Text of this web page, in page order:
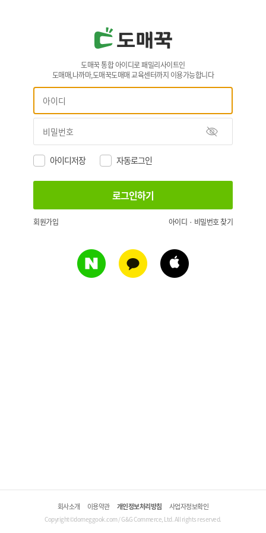
도매꾹 통합 아이디로 패밀리사이트인
도매매,나까마,도매꾹도매매 교육센터까지 이용가능합니다
아이디저장 자동로그인
회원가입 아이디 · 비밀번호 찾기
회사소개 이용약관 개인정보처리방침 사업자정보확인
Copyright©domeggook.com / G&G Commerce, Ltd. All rights reserved.